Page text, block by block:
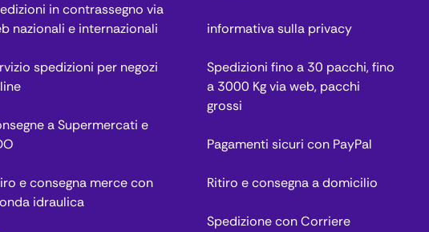
in contrassegno via
nazionali e internazionali
spedizioni per negozi
a Supermercati e
e consegna merce con
idraulica
informativa sulla privacy
Spedizioni fino a 30 pacchi, fino
a 3000 Kg via web, pacchi
grossi
Pagamenti sicuri con PayPal
Ritiro e consegna a domicilio
Spedizione con Corriere